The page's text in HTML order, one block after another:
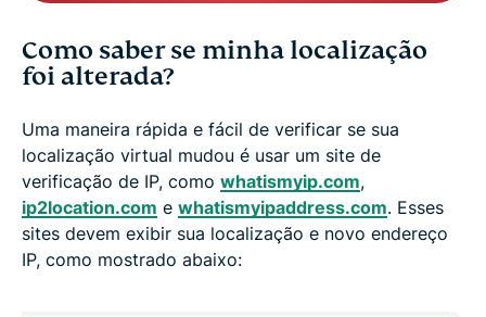
Como saber se minha localização
foi alterada?
Uma maneira rápida e fácil de verificar se sua
localização virtual mudou é usar um site de
verificação de IP, como whatismyip.com,
ip2location.com e whatismyipaddress.com. Esses
sites devem exibir sua localização e novo endereço
IP, como mostrado abaixo: